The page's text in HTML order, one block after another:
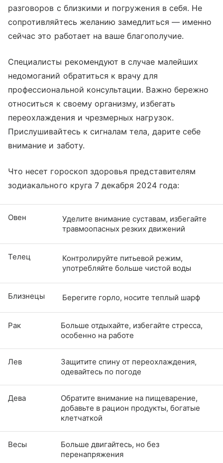
разговоров с близкими и погружения в себя. Не
сопротивляйтесь желанию замедлиться — именно
сейчас это работает на ваше благополучие.
Специалисты рекомендуют в случае малейших
недомоганий обратиться к врачу для
профессиональной консультации. Важно бережно
относиться к своему организму, избегать
переохлаждения и чрезмерных нагрузок.
Прислушивайтесь к сигналам тела, дарите себе
внимание и заботу.
Что несет гороскоп здоровья представителям
зодиакального круга 7 декабря 2024 года:
Овен
Уделите внимание суставам, избегайте
травмоопасных резких движений
Телец
Контролируйте питьевой режим,
употребляйте больше чистой воды
Близнецы Берегите горло, носите теплый шарф
Рак
Больше отдыхайте, избегайте стресса,
особенно на работе
Лев
Защитите спину от переохлаждения,
одевайтесь по погоде
Дева
Обратите внимание на пищеварение,
добавьте в рацион продукты, богатые
клетчаткой
Весы
Больше двигайтесь, но без
перенапряжения